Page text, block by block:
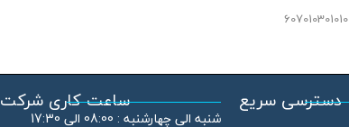
607010301010
دسترسی سریع ساعت کاری شرکت
شنبه الی چهارشنبه : 08:00 الی 17:30